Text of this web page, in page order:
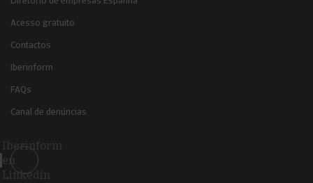
Acesso gratuito
Contactos
Iberinform
FAQs
Canal de denúncias
Iberinform
en
Linkedin